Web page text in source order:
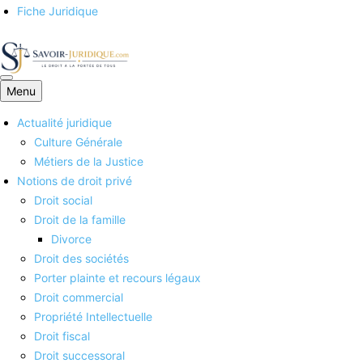
Fiche Juridique
Savoirs juridiques
Menu
Actualité juridique
Culture Générale
Métiers de la Justice
Notions de droit privé
Droit social
Droit de la famille
Divorce
Droit des sociétés
Porter plainte et recours légaux
Droit commercial
Propriété Intellectuelle
Droit fiscal
Droit successoral